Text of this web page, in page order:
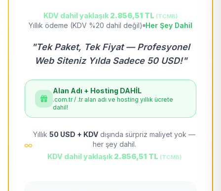
KDV dahil yaklaşık 2.856,51 TL (TCMB)
Yıllık ödeme (KDV %20 dahil değil) Her Şey Dahil
"Tek Paket, Tek Fiyat — Profesyonel
Web Siteniz Yılda Sadece 50 USD!"
Alan Adı + Hosting DAHİL
.com.tr / .tr alan adı ve hosting yıllık ücrete
dahil!
Yıllık 50 USD + KDV dışında sürpriz maliyet yok —
her şey dahil.
KDV dahil yaklaşık 2.856,51 TL (TCMB)